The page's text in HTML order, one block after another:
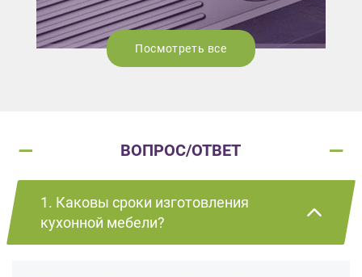
Посмотреть все
ВОПРОС/ОТВЕТ
1. Каковы сроки изготовления
кухонной мебели?